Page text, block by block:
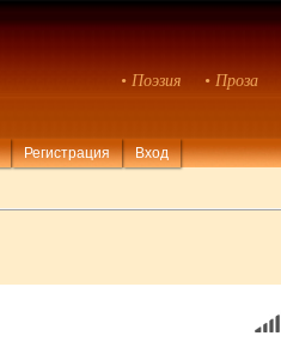
• Поэзия • Проза
Регистрация Вход